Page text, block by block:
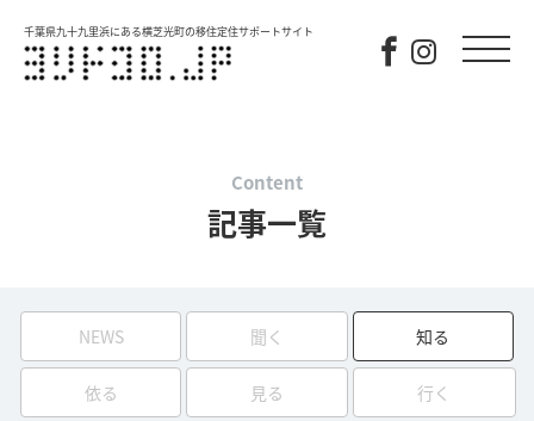
千葉県九十九里浜にある横芝光町の移住定住サポートサイト
Content
記事一覧
NEWS 聞く 知る
依る 見る 行く